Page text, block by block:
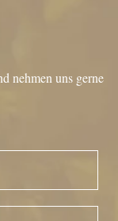
nehmen uns gerne